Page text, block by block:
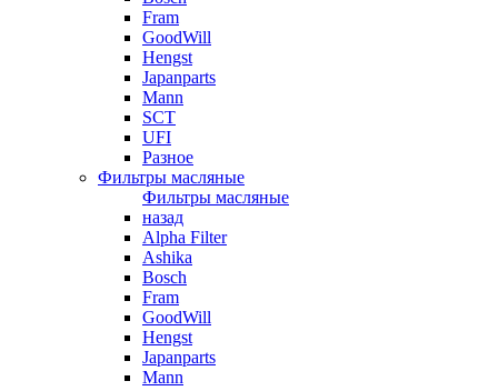
Fram
GoodWill
Hengst
Japanparts
Mann
SCT
UFI
Разное
Фильтры масляные
Фильтры масляные
назад
Alpha Filter
Ashika
Bosch
Fram
GoodWill
Hengst
Japanparts
Mann